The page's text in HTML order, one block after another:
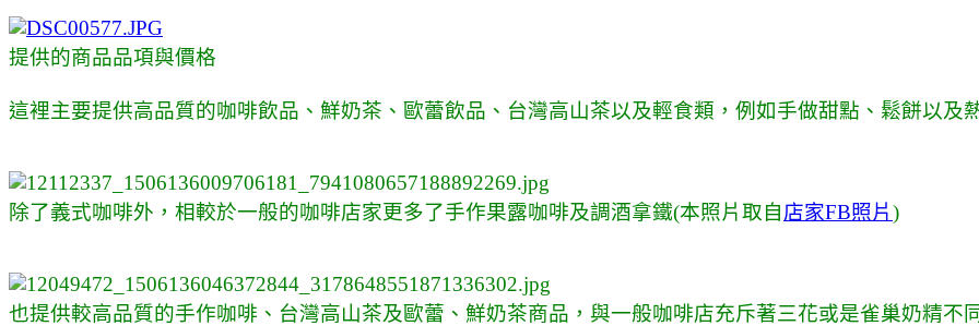
提供的商品品項與價格
這裡主要提供高品質的咖啡飲品、鮮奶茶 、 歐蕾飲品、台灣高山茶以及輕食類，例如手做甜點、鬆餅以及
除了義式咖啡外， 相較於一般的咖啡店家更多了手作果露咖啡及調酒拿鐵(本照片取自店家FB照片)
也提供較高品質的手作咖啡、台灣高山茶及歐蕾、鮮奶茶商品，與一般咖啡店充斥著三花或是雀巢奶精不